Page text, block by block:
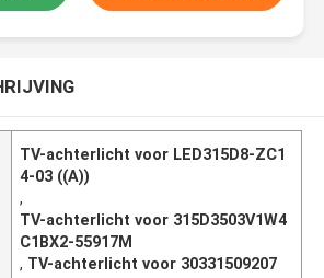
TV-achterlicht voor LED315D8-ZC1
4-03 ((A))
,
TV-achterlicht voor 315D3503V1W4
C1BX2-55917M
, TV-achterlicht voor 30331509207